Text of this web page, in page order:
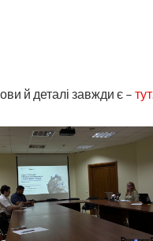
й деталі завжди є – тут